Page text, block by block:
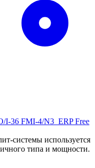
36 FMI-4/N3_ERP Free
системы используется
типа и мощности.